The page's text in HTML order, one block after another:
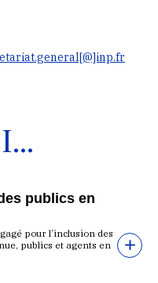
publics en
pour l’inclusion des
publics et agents en